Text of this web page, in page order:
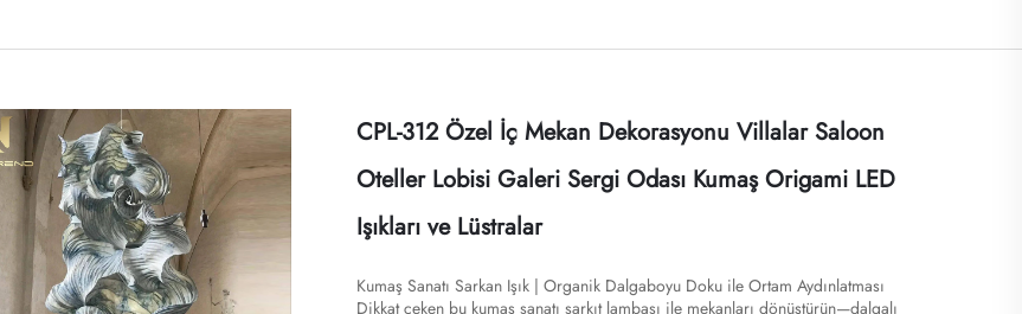
CPL-312 Özel İç Mekan Dekorasyonu Villalar Saloon
Oteller Lobisi Galeri Sergi Odası Kumaş Origami LED
Işıkları ve Lüstralar
Kumaş Sanatı Sarkan Işık | Organik Dalgaboyu Doku ile Ortam Aydınlatması​​
Dikkat çeken bu kumaş sanatı sarkıt lambası ile mekanları dönüştürün—dalgalı